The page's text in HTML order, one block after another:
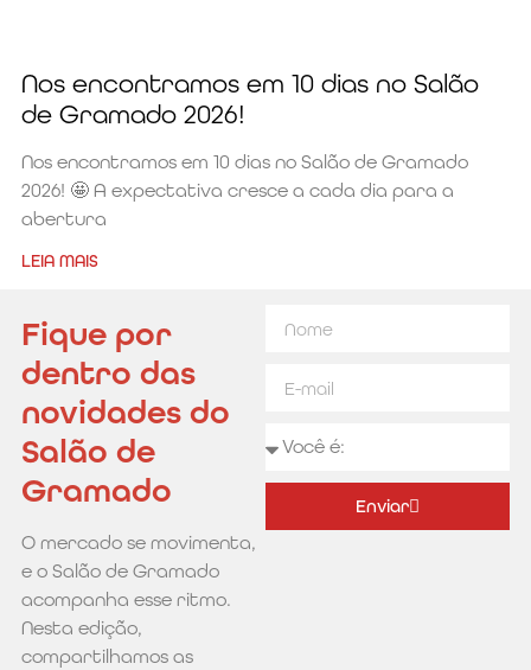
Nos encontramos em 10 dias no Salão
de Gramado 2026!
Nos encontramos em 10 dias no Salão de Gramado
2026! 🤩 A expectativa cresce a cada dia para a
abertura
LEIA MAIS
Fique por
dentro das
novidades do
Salão de
Gramado
O mercado se movimenta,
e o Salão de Gramado
acompanha esse ritmo.
Nesta edição,
compartilhamos as
Enviar